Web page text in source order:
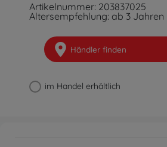
Artikelnummer: 203837025
Altersempfehlung: ab 3 Jahren
Händler finden
im Handel erhältlich